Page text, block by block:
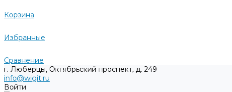
Корзина
Избранные
Сравнение
г. Люберцы, Октябрьский проспект, д. 249
info@wigit.ru
Войти